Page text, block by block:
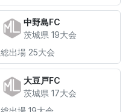
中野島FC
茨城県 19大会
総出場 25大会
大豆戸FC
茨城県 17大会